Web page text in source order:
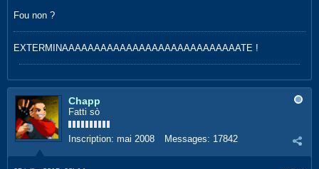
Fou non ?
EXTERMINAAAAAAAAAAAAAAAAAAAAAAAAAAAATE !
Chapp
Fatti sò
Inscription: mai 2008 Messages: 17842